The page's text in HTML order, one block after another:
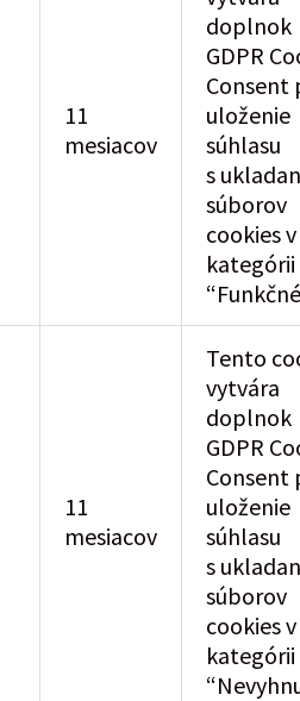
11
mesiacov
doplnok
GDPR
Consent
uloženie
súhlasu
s
súborov
cookies v
kategórii
11
mesiacov
Tento
vytvára
doplnok
GDPR
Consent
uloženie
súhlasu
s
súborov
cookies v
kategórii